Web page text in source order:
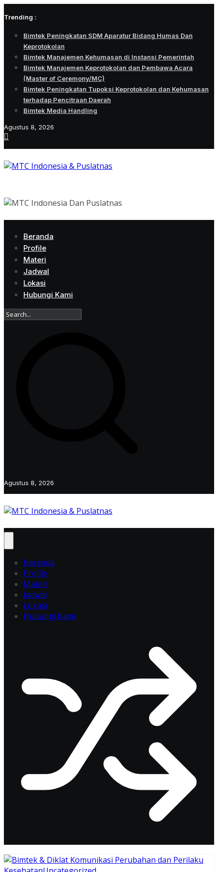
to
Trending :
Bimtek Peningkatan SDM Aparatur Bidang Humas Dan
Keprotokolan
Bimtek Manajemen Kehumasan di Instansi Pemerintah
Bimtek Manajemen Keprotokolan dan Pembawa Acara
(Master of Ceremony/MC)
Bimtek Peningkatan Tupoksi Keprotokolan dan Kehumasan
terhadap Pencitraan Daerah
Bimtek Media Handling
Agustus 8, 2026
Beranda
Profile
Materi
Jadwal
Lokasi
Hubungi Kami
Agustus 8, 2026
Beranda
Profile
Materi
Jadwal
Lokasi
Hubungi Kami